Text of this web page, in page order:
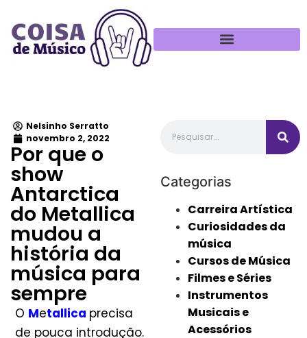
Nelsinho Serratto
novembro 2, 2022
Por que o
show
Antarctica
do Metallica
mudou a
história da
música para
sempre
O Metallica precisa
de pouca introdução.
Categorias
Carreira Artística
Curiosidades da
música
Cursos de Música
Filmes e Séries
Instrumentos
Musicais e
Acessórios